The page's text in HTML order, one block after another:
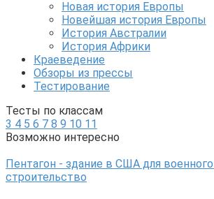
Новая история Европы
Новейшая история Европы
История Австралии
История Африки
Краеведение
Обзоры из прессы
Тестирование
Тесты по классам
3 4 5 6 7 8 9 10 11
Возможно интересно
Пентагон - здание в США для
строительство